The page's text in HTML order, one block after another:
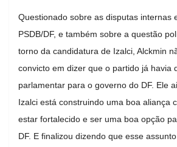
Questionado sobre as disputas internas
PSDB/DF, e também sobre a questão
torno da candidatura de Izalci, Alckmin
convicto em dizer que o partido já havia
parlamentar para o governo do DF. Ele
Izalci está construindo uma boa aliança
estar fortalecido e ser uma boa opção
DF. E finalizou dizendo que esse